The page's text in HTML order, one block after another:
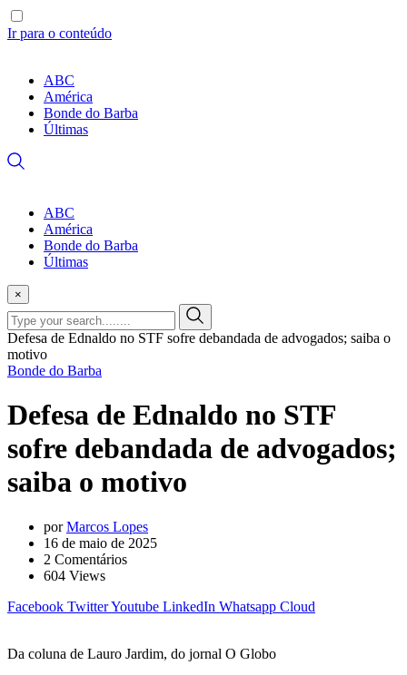
Ir para o conteúdo
ABC
América
Bonde do Barba
Últimas
ABC
América
Bonde do Barba
Últimas
×
Defesa de Ednaldo no STF sofre debandada de advogados; saiba o
motivo
Bonde do Barba
Defesa de Ednaldo no STF
sofre debandada de advogados;
saiba o motivo
porMarcos Lopes
16 de maio de 2025
2 Comentários
604 Views
Facebook TwitterYoutube LinkedIn Whatsapp Cloud
Da coluna de Lauro Jardim, do jornal O Globo